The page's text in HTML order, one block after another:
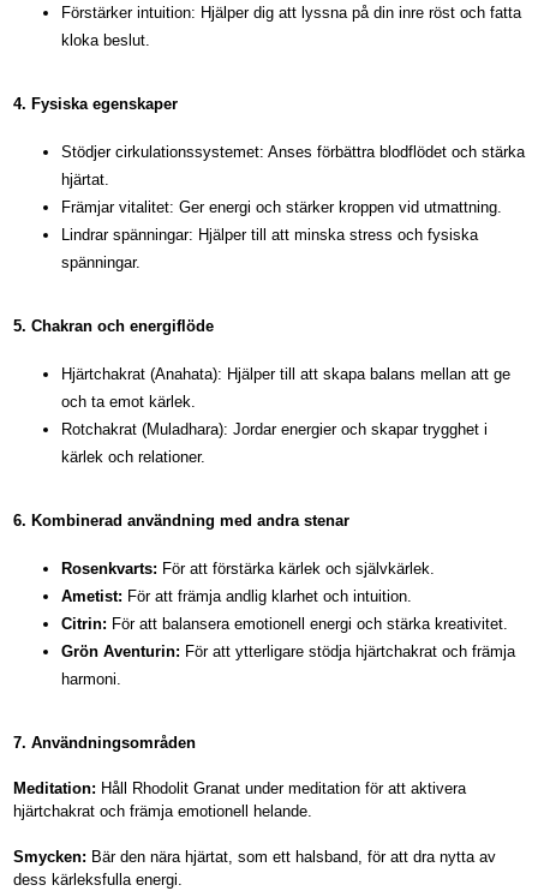
Förstärker intuition: Hjälper dig att lyssna på din inre röst och fatta
kloka beslut.
4. Fysiska egenskaper
Stödjer cirkulationssystemet: Anses förbättra blodflödet och stärka
hjärtat.
Främjar vitalitet: Ger energi och stärker kroppen vid utmattning.
Lindrar spänningar: Hjälper till att minska stress och fysiska
spänningar.
5. Chakran och energiflöde
Hjärtchakrat (Anahata): Hjälper till att skapa balans mellan att ge
och ta emot kärlek.
Rotchakrat (Muladhara): Jordar energier och skapar trygghet i
kärlek och relationer.
6. Kombinerad användning med andra stenar
Rosenkvarts: För att förstärka kärlek och självkärlek.
Ametist: För att främja andlig klarhet och intuition.
Citrin: För att balansera emotionell energi och stärka kreativitet.
Grön Aventurin: För att ytterligare stödja hjärtchakrat och främja
harmoni.
7. Användningsområden
Meditation: Håll Rhodolit Granat under meditation för att aktivera
hjärtchakrat och främja emotionell helande.
Smycken: Bär den nära hjärtat, som ett halsband, för att dra nytta av
dess kärleksfulla energi.